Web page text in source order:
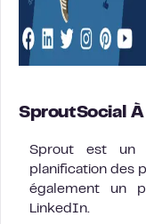
SproutSocial
Sprout est un
planification des
également un
LinkedIn.